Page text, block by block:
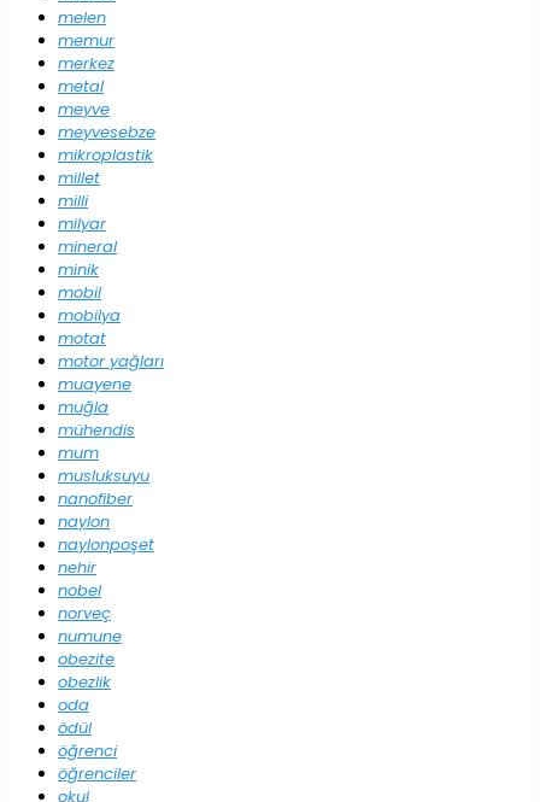
melen
memur
merkez
metal
meyve
meyvesebze
mikroplastik
millet
milli
milyar
mineral
minik
mobil
mobilya
motat
motor yağları
muayene
muğla
mühendis
mum
musluksuyu
nanofiber
naylon
naylonpoşet
nehir
nobel
norveç
numune
obezite
obezlik
oda
ödül
öğrenci
öğrenciler
okul